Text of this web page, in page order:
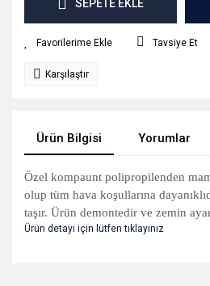
SEPETE EKLE
Tavsiye Et
Karşılaştır
Ürün Bilgisi Yorumlar
Özel kompaunt polipropilenden
olup tüm hava koşullarına
taşır. Ürün demontedir ve zemin
Ürün detayı için lütfen tıklayınız